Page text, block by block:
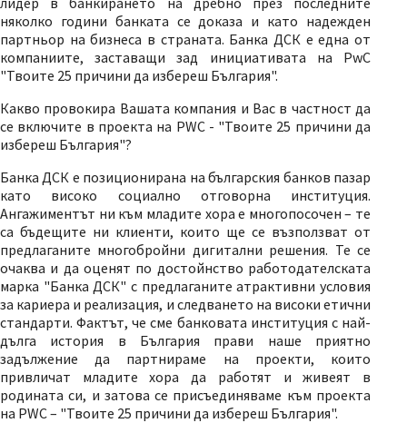
няколко години банката се доказа и като надежден
партньор на бизнеса в страната. Банка ДСК е една от
компаниите, заставащи зад инициативата на PwC
"Твоите 25 причини да избереш България".
Какво провокира Вашата компания и Вас в частност да
се включите в проекта на PWC - "Твоите 25 причини да
избереш България"?
Банка ДСК е позиционирана на българския банков пазар
като високо социално отговорна институция.
Ангажиментът ни към младите хора е многопосочен – те
са бъдещите ни клиенти, които ще се възползват от
предлаганите многобройни дигитални решения. Те се
очаква и да оценят по достойнство работодателската
марка "Банка ДСК" с предлаганите атрактивни условия
за кариера и реализация, и следването на високи етични
стандарти. Фактът, че сме банковата институция с най-
дълга история в България прави наше приятно
задължение да партнираме на проекти, които
привличат младите хора да работят и живеят в
родината си, и затова се присъединяваме към проекта
на PWC – "Твоите 25 причини да избереш България".